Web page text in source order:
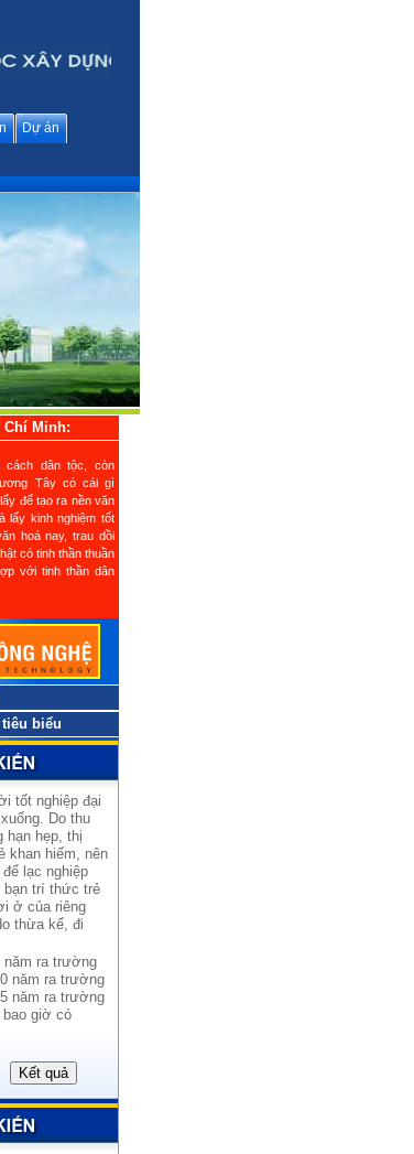
Dự án
Chí Minh:
cách dân tộc, còn
Tây có cái gì
để tạo ra nền văn
lấy kinh nghiệm tốt
hoá nay, trau dồi
có tinh thần thuần
với tinh thần dân
biểu
tốt nghiệp đại
Do thu
hạn hẹp, thị
khan hiếm, nên
lạc nghiệp
bạn trí thức trẻ
ở của riêng
thừa kế, đi
ra trường
năm ra trường
năm ra trường
bao giờ có